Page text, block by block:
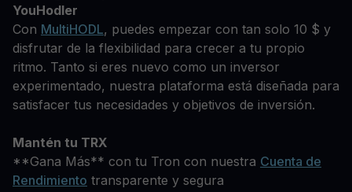
YouHodler
Con MultiHODL, puedes empezar con tan solo 10 $ y
disfrutar de la flexibilidad para crecer a tu propio
ritmo. Tanto si eres nuevo como un inversor
experimentado, nuestra plataforma está diseñada para
satisfacer tus necesidades y objetivos de inversión.
Mantén tu TRX
**Gana Más** con tu Tron con nuestra Cuenta de
Rendimiento transparente y segura